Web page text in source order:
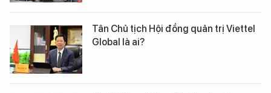
Tân Chủ tịch Hội đồng quản trị Viettel
Global là ai?